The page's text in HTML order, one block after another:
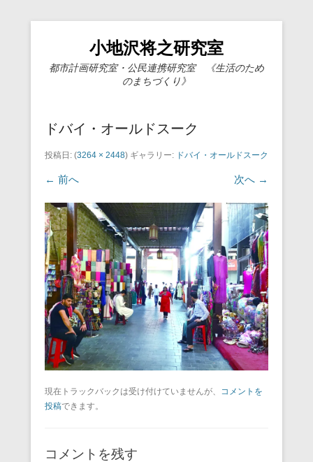
小地沢将之研究室
都市計画研究室・公民連携研究室 《生活のため
のまちづくり》
ドバイ・オールドスーク
投稿日: (3264 × 2448) ギャラリー: ドバイ・オールドスーク
← 前へ 次へ →
現在トラックバックは受け付けていませんが、 コメントを
投稿できます。
コメントを残す